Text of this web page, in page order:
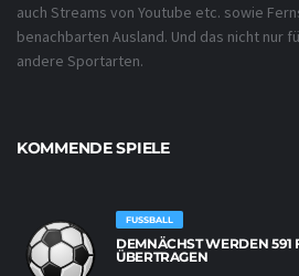
auch Streams von Youtube etc. sowie
benachbarten Ausland. Und das nicht nur
andere Sportarten.
KOMMENDE SPIELE
FUSSBALL
DEMNÄCHST WERDEN 591
BERTRAGEN